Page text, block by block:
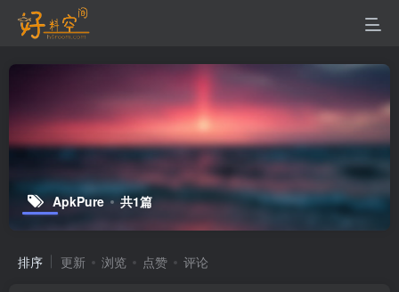
ApkPure 共1篇
排序 更新 浏览 点赞 评论